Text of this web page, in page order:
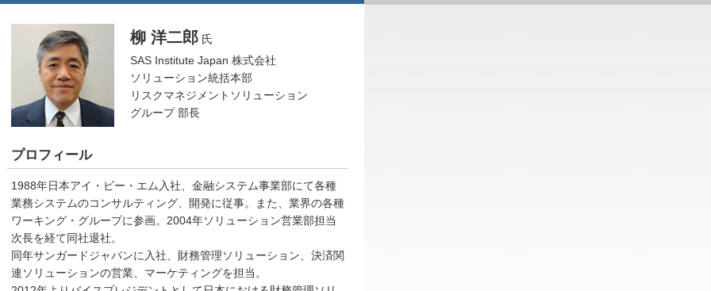
柳 洋二郎 氏
SAS Institute Japan 株式会社
ソリューション統括本部
リスクマネジメントソリューション
グループ 部長
プロフィール
1988年日本アイ・ビー・エム入社、金融システム事業部にて各種
業務システムのコンサルティング、開発に従事。また、業界の各種
ワーキング・グループに参画。2004年ソリューション営業部担当
次長を経て同社退社。
同年サンガードジャパンに入社、財務管理ソリューション、決済関
連ソリューションの営業、マーケティングを担当。